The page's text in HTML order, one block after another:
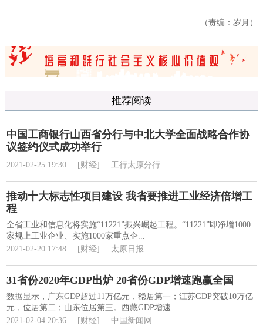
（责编：岁月）
推荐阅读
中国工商银行山西省分行与中北大学全面战略合作协
议签约仪式成功举行
2021-02-25 19:30 [财经] 工行太原分行
推动十大标志性项目建设 我省要推进工业经济倍增工
程
全省工业和信息化将实施“11221”振兴崛起工程。“11221”即净增1000
家规上工业企业、实施1000家重点企...
2021-02-20 17:48
[财经] 太原日报
31省份2020年GDP出炉 20省份GDP增速跑赢全国
数据显示，广东GDP超过11万亿元，稳居第一；江苏GDP突破10万亿
元，位居第二；山东位居第三。西藏GDP增速...
2021-02-04 20:36
[财经] 中国新闻网